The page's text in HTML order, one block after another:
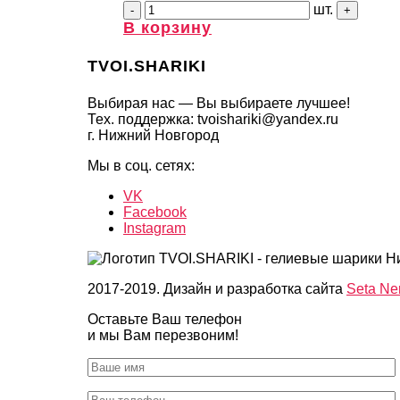
шт.
В корзину
TVOI.SHARIKI
Выбирая нас — Вы выбираете лучшее!
Тех. поддержка: tvoishariki@yandex.ru
г. Нижний Новгород
Мы в соц. сетях:
VK
Facebook
Instagram
2017-2019. Дизайн и разработка сайта Seta
Оставьте Ваш телефон
и мы Вам перезвоним!